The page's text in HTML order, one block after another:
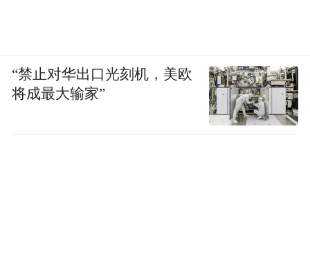
“禁止对华出口光刻机，美欧
将成最大输家”